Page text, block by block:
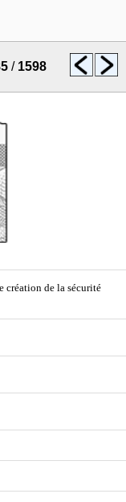
/ 1598
création de la sécurité